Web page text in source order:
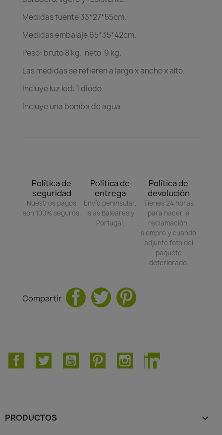
Medidas fuente 33*27*55cm.
Medidas embalaje 65*35*42cm.
Peso: bruto 8 kg. neto 9 kg.
Las medidas se refieren a largo x ancho x alto.
Incluye luz led: 1 diodo.
Incluye una bomba de agua.
Política de
seguridad
Nuestros pagos
son 100% seguros.
Política de
entrega
Envío peninsular,
Islas Baleares y
Portugal.
Política de
devolución
Tienes 24 horas
para hacer la
reclamación,
siempre y cuando
adjunte foto del
paquete
deteriorado.
Compartir
FacebookTwitter YouTube PinterestInstagramLinkedIn
PRODUCTOS 